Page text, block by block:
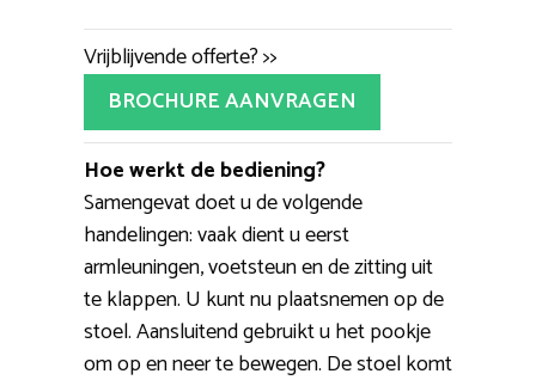
Vrijblijvende offerte? >>
BROCHURE AANVRAGEN
Hoe werkt de bediening?
Samengevat doet u de volgende
handelingen: vaak dient u eerst
armleuningen, voetsteun en de zitting uit
te klappen. U kunt nu plaatsnemen op de
stoel. Aansluitend gebruikt u het pookje
om op en neer te bewegen. De stoel komt